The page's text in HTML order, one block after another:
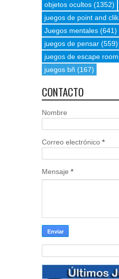
objetos ocultos (1352)
juegos de point and clik
Juegos mentales (641)
juegos de pensar (559)
juegos de escape room
juegos bñ (167)
CONTACTO
Nombre
Correo electrónico *
Mensaje *